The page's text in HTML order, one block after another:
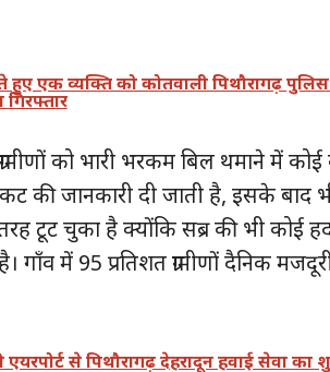
हुए एक व्यक्ति को कोतवाली पिथौरागढ़
को भारी भरकम बिल थमाने में
संकट की जानकारी दी जाती है, इसके
तरह टूट चुका है क्योंकि सब्र की भी कोई
गाँव में 95 प्रतिशत ग्रामीणों दैनिक
एयरपोर्ट से पिथौरागढ़ देहरादून हवाई सेवा का